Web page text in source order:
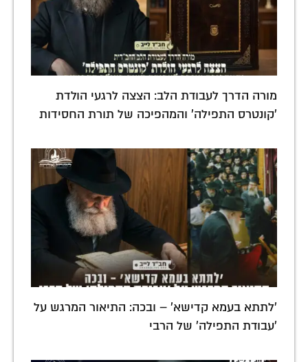
מורה הדרך לעבודת הלב: הצצה לרגעי הולדת
'קונטרס התפילה' והמהפיכה של תורת החסידות
'לתתא בעמא קדישא' – ובכה: התיאור המרגש על
'עבודת התפילה' של הרבי